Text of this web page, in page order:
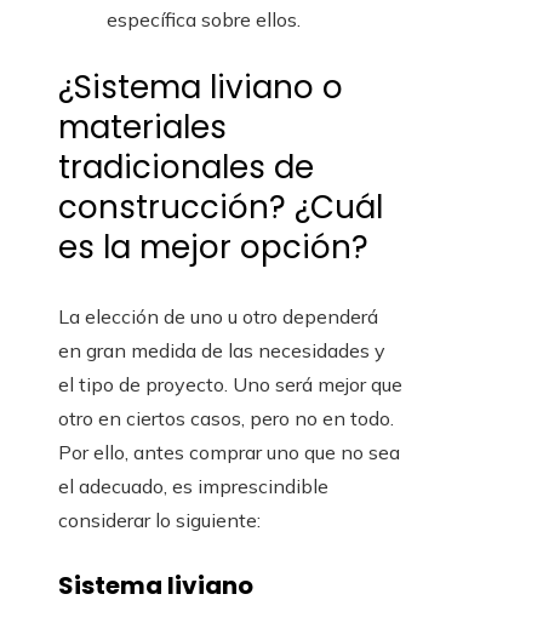
específica sobre ellos.
¿Sistema liviano o
materiales
tradicionales de
construcción? ¿Cuál
es la mejor opción?
La elección de uno u otro dependerá
en gran medida de las necesidades y
el tipo de proyecto. Uno será mejor que
otro en ciertos casos, pero no en todo.
Por ello, antes comprar uno que no sea
el adecuado, es imprescindible
considerar lo siguiente:
Sistema liviano